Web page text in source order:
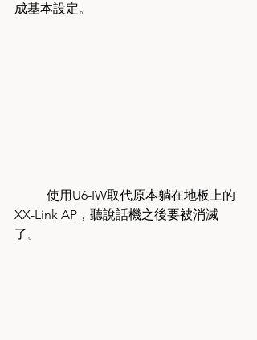
成基本設定。
XX-Link AP，聽說話機之後要被消滅
了。